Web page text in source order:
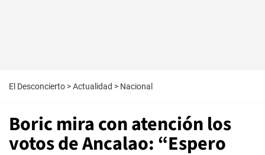
El Desconcierto >Actualidad > Nacional
Boric mira con atención los
votos de Ancalao: “Espero